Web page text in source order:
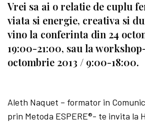
Vrei sa ai o relatie de cuplu
viata si energie, creativa si
vino la conferinta din 24
19:00-21:00, sau la
octombrie 2013 / 9:00-18:00.
Aleth Naquet – formator in
prin Metoda ESPERE®- te invita la